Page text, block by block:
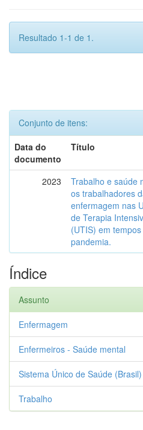
Resultado 1-1 de 1.
Conjunto de itens:
Data do
documento
Título
2023
Trabalho e saúde
os trabalhadores
enfermagem nas
de Terapia
(UTIS) em
pandemia.
Índice
Assunto
Enfermagem
Enfermeiros - Saúde mental
Sistema Único de Saúde (Brasil)
Trabalho